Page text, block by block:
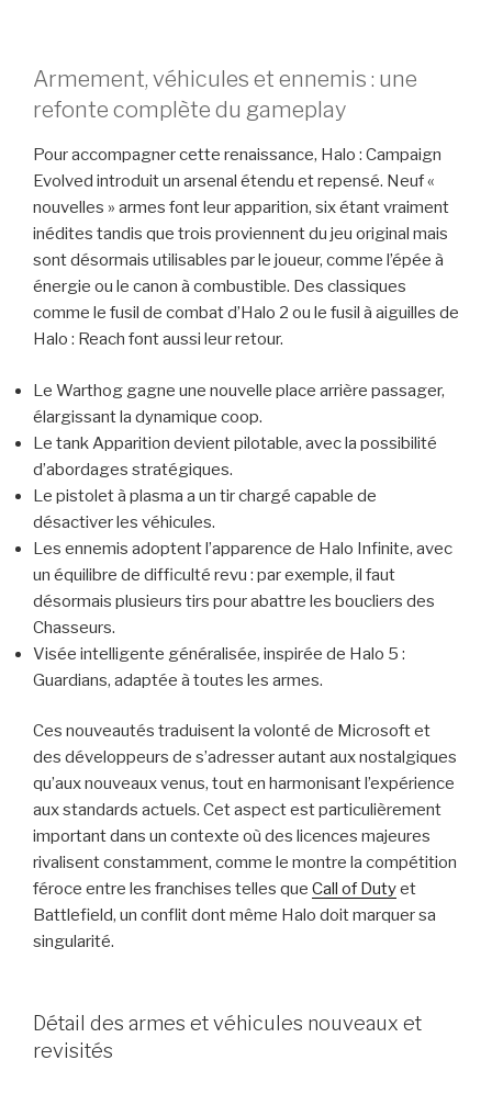
Armement, véhicules et ennemis : une
refonte complète du gameplay
Pour accompagner cette renaissance, Halo : Campaign
Evolved introduit un arsenal étendu et repensé. Neuf «
nouvelles » armes font leur apparition, six étant vraiment
inédites tandis que trois proviennent du jeu original mais
sont désormais utilisables par le joueur, comme l’épée à
énergie ou le canon à combustible. Des classiques
comme le fusil de combat d’Halo 2 ou le fusil à aiguilles de
Halo : Reach font aussi leur retour.
Le Warthog gagne une nouvelle place arrière passager,
élargissant la dynamique coop.
Le tank Apparition devient pilotable, avec la possibilité
d’abordages stratégiques.
Le pistolet à plasma a un tir chargé capable de
désactiver les véhicules.
Les ennemis adoptent l’apparence de Halo Infinite, avec
un équilibre de difficulté revu : par exemple, il faut
désormais plusieurs tirs pour abattre les boucliers des
Chasseurs.
Visée intelligente généralisée, inspirée de Halo 5 :
Guardians, adaptée à toutes les armes.
Ces nouveautés traduisent la volonté de Microsoft et
des développeurs de s’adresser autant aux nostalgiques
qu’aux nouveaux venus, tout en harmonisant l’expérience
aux standards actuels. Cet aspect est particulièrement
important dans un contexte où des licences majeures
rivalisent constamment, comme le montre la compétition
féroce entre les franchises telles que Call of Dutyet
Battlefield, un conflit dont même Halo doit marquer sa
singularité.
Détail des armes et véhicules nouveaux et
revisités